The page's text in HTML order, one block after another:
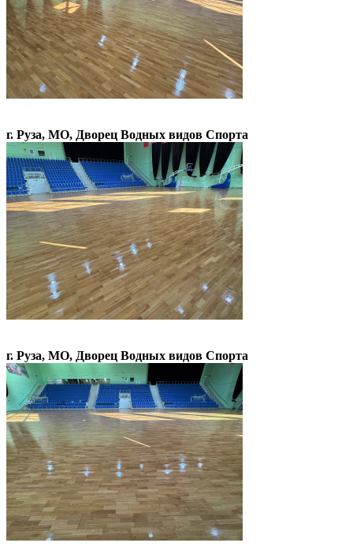
г. Руза, МО, Дворец Водных видов Спорта
г. Руза, МО, Дворец Водных видов Спорта